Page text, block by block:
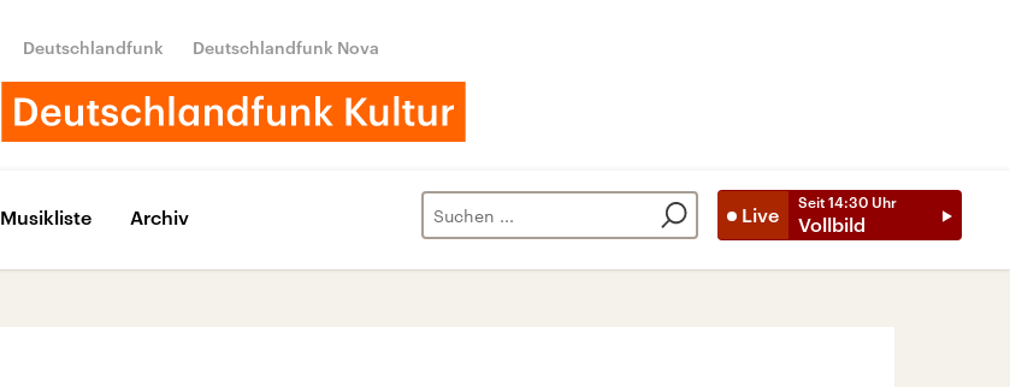
Deutschlandfunk Deutschlandfunk Nova
Live
Seit 14:30 Uhr
Vollbild
Musikliste Archiv